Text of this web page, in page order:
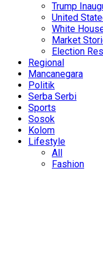
Trump
United
White
Market
Election
Regional
Mancanegara
Politik
Serba Serbi
Sports
Sosok
Kolom
Lifestyle
All
Fashion